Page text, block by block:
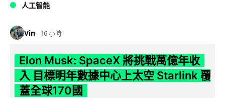
人工智能
Vin 16 小時
Elon Musk: SpaceX 將挑戰萬億年收
入 目標明年數據中心上太空 Starlink 覆
蓋全球170國